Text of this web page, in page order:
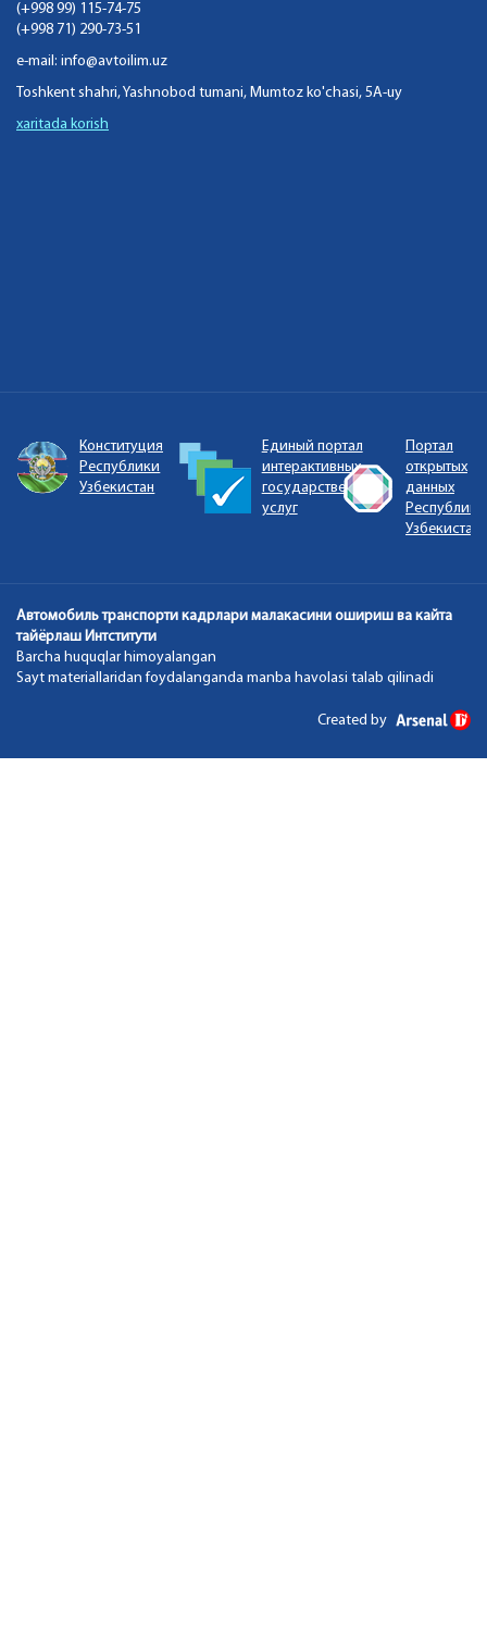
(+998 99) 115-74-75
(+998 71) 290-73-51
e-mail: info@avtoilim.uz
Toshkent shahri, Yashnobod tumani, Mumtoz ko'chasi, 5A-uy
xaritada korish
Конституция
Республики
Узбекистан
Единый портал
интерактивных
государственных
услуг
Портал
открытых
данных
Республики
Узбекистан
Автомобиль транспорти кадрлари малакасини ошириш ва кайта
тайёрлаш Интститути
Barcha huquqlar himoyalangan
Sayt materiallaridan foydalanganda manba havolasi talab qilinadi
Created by